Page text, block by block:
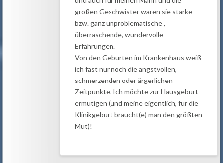
großen Geschwister waren sie starke
bzw. ganz unproblematische ,
überraschende, wundervolle
Erfahrungen.
Von den Geburten im Krankenhaus weiß
ich fast nur noch die angstvollen,
schmerzenden oder ärgerlichen
Zeitpunkte. Ich möchte zur Hausgeburt
ermutigen (und meine eigentlich, für die
Klinikgeburt braucht(e) man den größten
Mut)!